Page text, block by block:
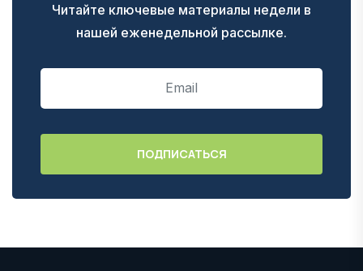
Читайте ключевые материалы недели в
нашей еженедельной рассылке.